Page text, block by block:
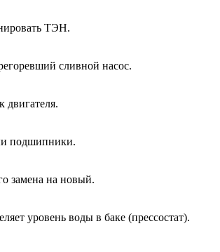
ТЭН.
сливной насос.
двигателя.
подшипники.
замена на новый.
уровень воды в баке (прессостат).